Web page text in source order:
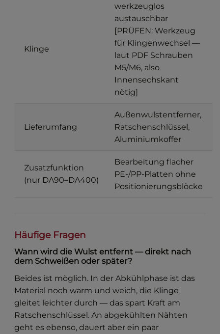
Klinge
werkzeuglos
austauschbar
[PRÜFEN: Werkzeug
für Klingenwechsel —
laut PDF Schrauben
M5/M6, also
Innensechskant
nötig]
Lieferumfang
Außenwulstentferner,
Ratschenschlüssel,
Aluminiumkoffer
Zusatzfunktion
(nur DA90–DA400)
Bearbeitung flacher
PE-/PP-Platten ohne
Positionierungsblöcke
Häufige Fragen
Wann wird die Wulst entfernt — direkt nach
dem Schweißen oder später?
Beides ist möglich. In der Abkühlphase ist das
Material noch warm und weich, die Klinge
gleitet leichter durch — das spart Kraft am
Ratschenschlüssel. An abgekühlten Nähten
geht es ebenso, dauert aber ein paar